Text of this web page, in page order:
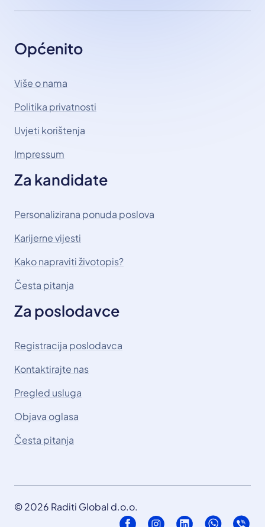
Općenito
Više o nama
Politika privatnosti
Uvjeti korištenja
Impressum
Za kandidate
Personalizirana ponuda poslova
Karijerne vijesti
Kako napraviti životopis?
Česta pitanja
Za poslodavce
Registracija poslodavca
Kontaktirajte nas
Pregled usluga
Objava oglasa
Česta pitanja
© 2026 Raditi Global d.o.o.